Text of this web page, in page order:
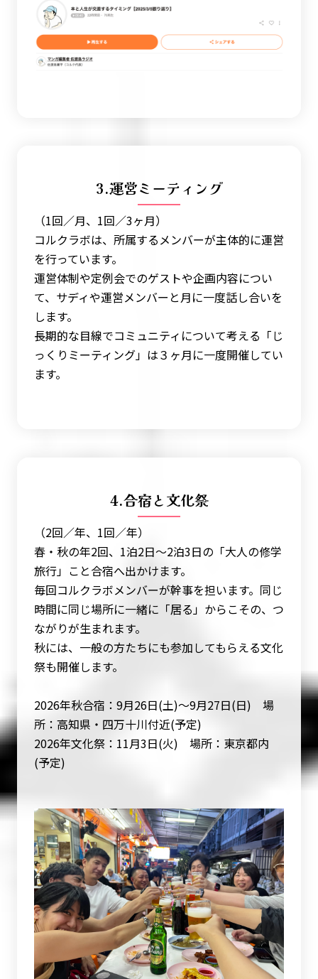
3.運営ミーティング
（1回／月、1回／3ヶ月）
コルクラボは、所属するメンバーが主体的に運営
を行っています。
運営体制や定例会でのゲストや企画内容につい
て、サディや運営メンバーと月に一度話し合いを
します。
長期的な目線でコミュニティについて考える「じ
っくりミーティング」は３ヶ月に一度開催してい
ます。
4.合宿と文化祭
（2回／年、1回／年）
春・秋の年2回、1泊2日〜2泊3日の「大人の修学
旅行」こと合宿へ出かけます。
毎回コルクラボメンバーが幹事を担います。同じ
時間に同じ場所に一緒に「居る」からこその、つ
ながりが生まれます。
秋には、一般の方たちにも参加してもらえる文化
祭も開催します。
2026年秋合宿：9月26日(土)〜9月27日(日) 場
所：高知県・四万十川付近(予定)
2026年文化祭：11月3日(火) 場所：東京都内
(予定)